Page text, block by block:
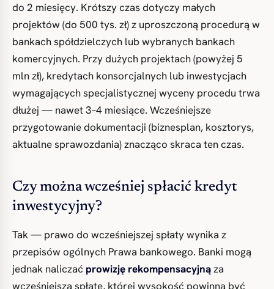
do 2 miesięcy. Krótszy czas dotyczy małych
projektów (do 500 tys. zł) z uproszczoną procedurą w
bankach spółdzielczych lub wybranych bankach
komercyjnych. Przy dużych projektach (powyżej 5
mln zł), kredytach konsorcjalnych lub inwestycjach
wymagających specjalistycznej wyceny procedu trwa
dłużej — nawet 3–4 miesiące. Wcześniejsze
przygotowanie dokumentacji (biznesplan, kosztorys,
aktualne sprawozdania) znacząco skraca ten czas.
Czy można wcześniej spłacić kredyt
inwestycyjny?
Tak — prawo do wcześniejszej spłaty wynika z
przepisów ogólnych Prawa bankowego. Banki mogą
jednak naliczać prowizję rekompensacyjnąza
wcześniejszą spłatę, której wysokość powinna być